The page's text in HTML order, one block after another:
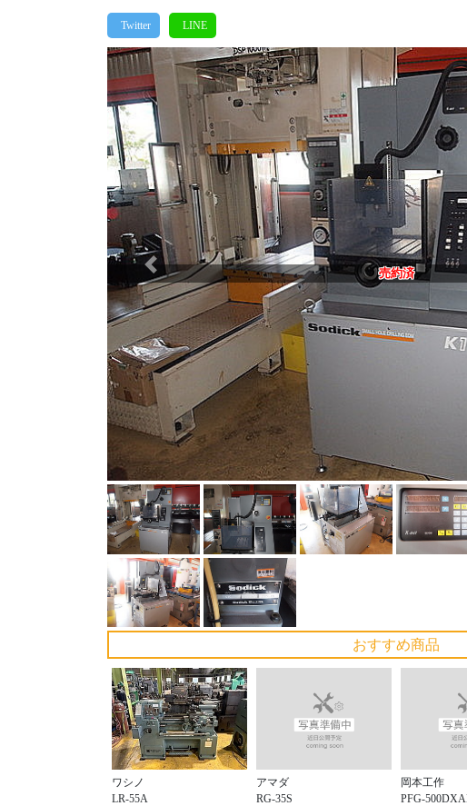
売約済
Previous
おすすめ商品
ワシノ
LR-55A
アマダ
RG-35S
岡本工作
PFG-